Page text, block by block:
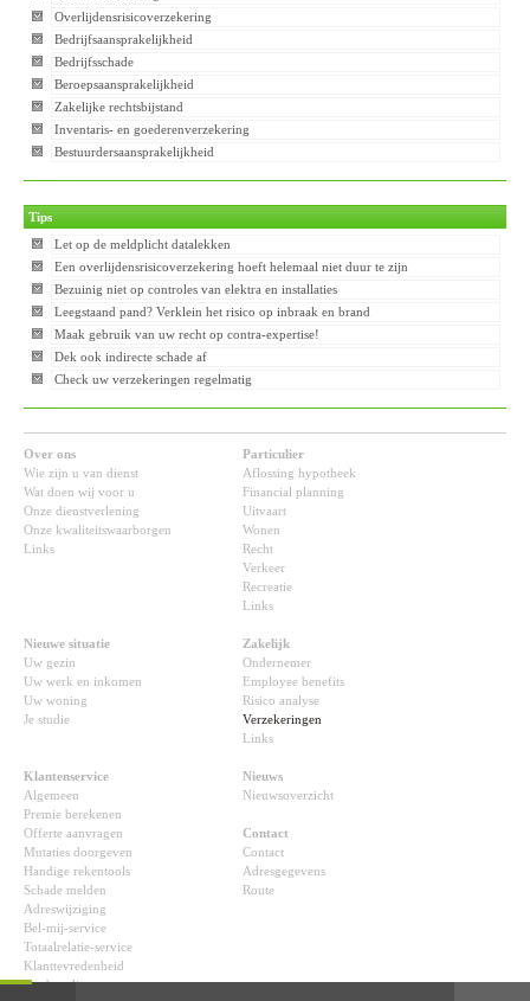
Overlijdensrisicoverzekering
Bedrijfsaansprakelijkheid
Bedrijfsschade
Beroepsaansprakelijkheid
Zakelijke rechtsbijstand
Inventaris- en goederenverzekering
Bestuurdersaansprakelijkheid
Tips
Let op de meldplicht datalekken
Een overlijdensrisicoverzekering hoeft helemaal niet duur te zijn
Bezuinig niet op controles van elektra en installaties
Leegstaand pand? Verklein het risico op inbraak en brand
Maak gebruik van uw recht op contra-expertise!
Dek ook indirecte schade af
Check uw verzekeringen regelmatig
Over ons
Wie zijn u van dienst
Wat doen wij voor u
Onze dienstverlening
Onze kwaliteitswaarborgen
Links
Particulier
Aflossing hypotheek
Financial planning
Uitvaart
Wonen
Recht
Verkeer
Recreatie
Links
Nieuwe situatie
Uw gezin
Uw werk en inkomen
Uw woning
Je studie
Zakelijk
Ondernemer
Employee benefits
Risico analyse
Verzekeringen
Links
Klantenservice
Algemeen
Premie berekenen
Offerte aanvragen
Mutaties doorgeven
Handige rekentools
Schade melden
Adreswijziging
Bel-mij-service
Totaalrelatie-service
Klanttevredenheid
Aanbeveling
Nieuws
Nieuwsoverzicht
Contact
Contact
Adresgegevens
Route